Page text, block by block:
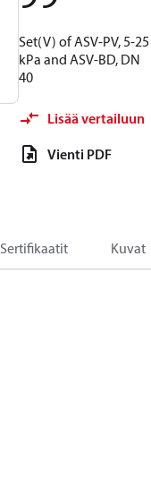
Set(V) of ASV-PV, 5-25
kPa and ASV-BD, DN
40
Lisää vertailuun
Vienti PDF
Sertifikaatit Kuvat